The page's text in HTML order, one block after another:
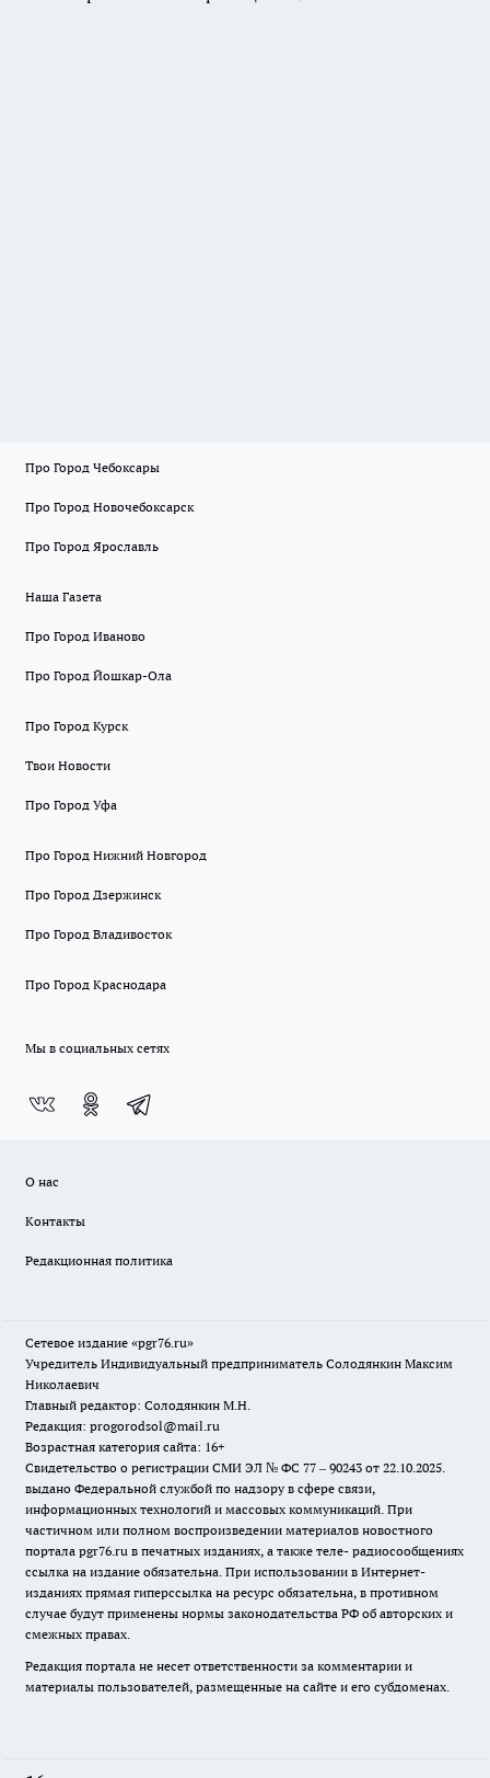
Про Город Чебоксары
Про Город Новочебоксарск
Про Город Ярославль
Наша Газета
Про Город Иваново
Про Город Йошкар-Ола
Про Город Курск
Твои Новости
Про Город Уфа
Про Город Нижний Новгород
Про Город Дзержинск
Про Город Владивосток
Про Город Краснодара
Мы в социальных сетях
О нас
Контакты
Редакционная политика
Сетевое издание «pgr76.ru»
Учредитель Индивидуальный предприниматель Солодянкин Максим
Николаевич
Главный редактор: Солодянкин М.Н.
Редакция: progorodsol@mail.ru
Возрастная категория сайта: 16+
Свидетельство о регистрации СМИ ЭЛ № ФС 77 – 90243 от 22.10.2025.
выдано Федеральной службой по надзору в сфере связи,
информационных технологий и массовых коммуникаций. При
частичном или полном воспроизведении материалов новостного
портала pgr76.ru в печатных изданиях, а также теле- радиосообщениях
ссылка на издание обязательна. При использовании в Интернет-
изданиях прямая гиперссылка на ресурс обязательна, в противном
случае будут применены нормы законодательства РФ об авторских и
смежных правах.
Редакция портала не несет ответственности за комментарии и
материалы пользователей, размещенные на сайте и его субдоменах.